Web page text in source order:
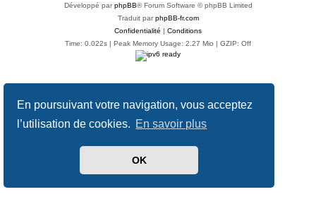
En poursuivant votre navigation, vous acceptez
l’utilisation de cookies. En savoir plus
OK
Développé parphpBB® Forum Software © phpBB Limited
Traduit parphpBB-fr.com
Confidentialité | Conditions
Time: 0.022s | Peak Memory Usage: 2.27 Mio | GZIP: Off